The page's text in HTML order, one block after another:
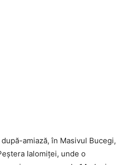
amiază, în Masivul Bucegi,
Ialomiței, unde o